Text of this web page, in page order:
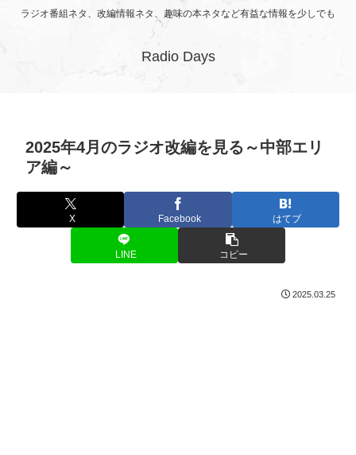
ラジオ番組ネタ、改編情報ネタ、趣味の本ネタなど有益な情報を少しでも
Radio Days
2025年4月のラジオ改編を見る～中部エリ
ア編～
X Facebook はてブ
LINE コピー
2025.03.25